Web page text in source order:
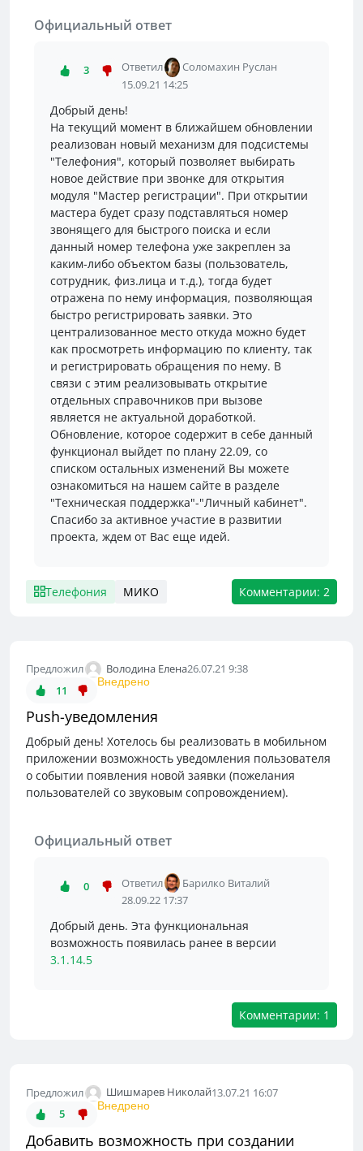
Официальный ответ
3 Ответил
Соломахин Руслан
15.09.21 14:25
Добрый день!
На текущий момент в ближайшем обновлении
реализован новый механизм для подсистемы
"Телефония", который позволяет выбирать
новое действие при звонке для открытия
модуля "Мастер регистрации". При открытии
мастера будет сразу подставляться номер
звонящего для быстрого поиска и если
данный номер телефона уже закреплен за
каким-либо объектом базы (пользователь,
сотрудник, физ.лица и т.д.), тогда будет
отражена по нему информация, позволяющая
быстро регистрировать заявки. Это
централизованное место откуда можно будет
как просмотреть информацию по клиенту, так
и регистрировать обращения по нему. В
связи с этим реализовывать открытие
отдельных справочников при вызове
является не актуальной доработкой.
Обновление, которое содержит в себе данный
функционал выйдет по плану 22.09, со
списком остальных изменений Вы можете
ознакомиться на нашем сайте в разделе
"Техническая поддержка"-"Личный кабинет".
Спасибо за активное участие в развитии
проекта, ждем от Вас еще идей.
Телефония МИКО Комментарии: 2
Предложил Володина Елена26.07.21 9:38
11
Внедрено
Push-уведомления
Добрый день! Хотелось бы реализовать в мобильном
приложении возможность уведомления пользователя
о событии появления новой заявки (пожелания
пользователей со звуковым сопровождением).
Официальный ответ
0 Ответил
Барилко Виталий
28.09.22 17:37
Добрый день. Эта функциональная
возможность появилась ранее в версии
3.1.14.5
Комментарии: 1
Предложил Шишмарев Николай13.07.21 16:07
5
Внедрено
Добавить возможность при создании